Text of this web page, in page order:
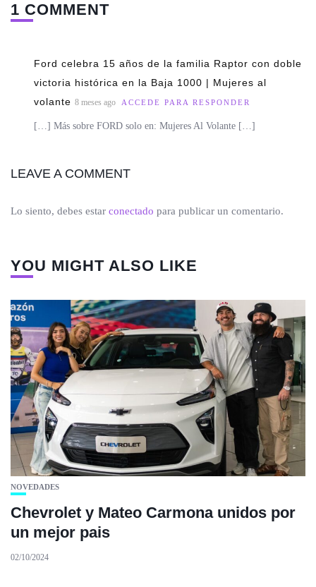
1 COMMENT
Ford celebra 15 años de la familia Raptor con doble
victoria histórica en la Baja 1000 | Mujeres al
volante 8 meses ago ACCEDE PARA RESPONDER
[…] Más sobre FORD solo en: Mujeres Al Volante […]
LEAVE A COMMENT
Lo siento, debes estar conectado para publicar un comentario.
YOU MIGHT ALSO LIKE
NOVEDADES
Chevrolet y Mateo Carmona unidos por
un mejor pais
02/10/2024